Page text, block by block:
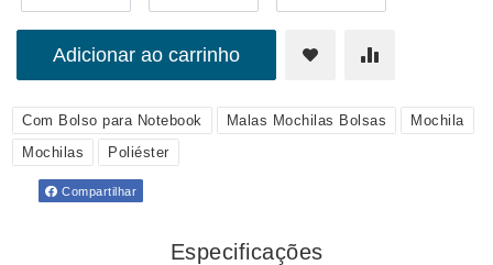
Adicionar ao carrinho
Com Bolso para Notebook Malas Mochilas Bolsas
Mochila
Mochilas
Poliéster
Compartilhar
Especificações